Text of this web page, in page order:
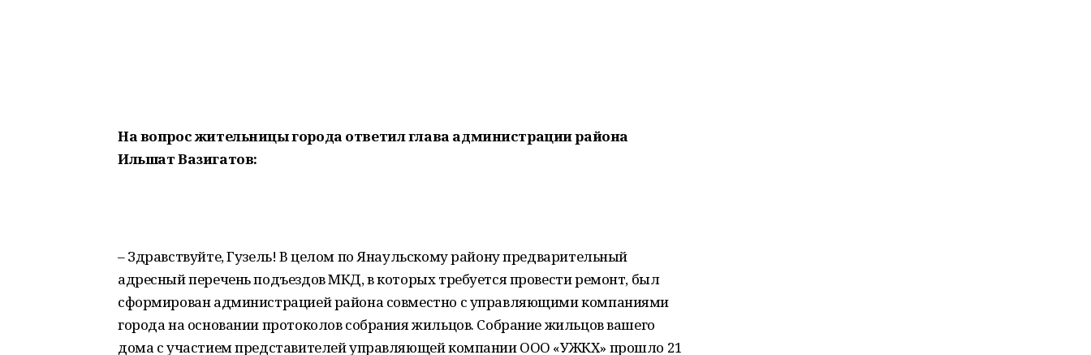
На вопрос жительницы города ответил глава администрации района
Ильшат Вазигатов:
– Здравствуйте, Гузель! В целом по Янаульскому району предварительный
адресный перечень подъездов МКД, в которых требуется провести ремонт, был
сформирован администрацией района совместно с управляющими компаниями
города на основании протоколов собрания жильцов. Собрание жильцов вашего
дома с участием представителей управляющей компании ООО «УЖКХ» прошло 21